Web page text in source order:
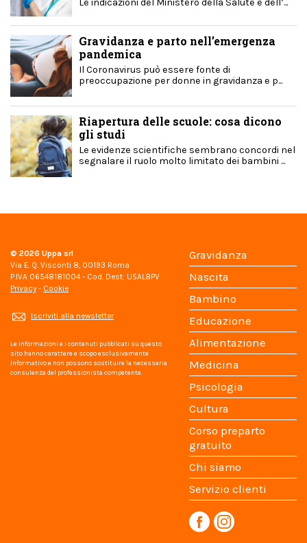
Le indicazioni del Ministero della Salute e dell’...
Gravidanza e parto nell’emergenza
pandemica
Il Coronavirus può essere fonte di
preoccupazione per donne in gravidanza e p...
Riapertura delle scuole: cosa dicono
gli studi
Le evidenze scientifiche sembrano concordi nel
segnalare il ruolo molto limitato dei bambini ...
© 2026 Uppa srl
Via E. Q. Visconti 8, 00193 Roma
P.IVA 06548181004 - Cod. Dest: USAL8PV
Privacy - Cookie
Iscriviti alla newsletter
Le informazioni e i contenuti pubblicati su questo
sito hanno carattere e scopo esclusivamente
informativo e non possono sostituire la necessaria
consulenza del professionista competente.
Gravidanza
Nascita
Bambino
Educazione
Alimentazione
Medicina
Psicologia
Cultura
Corso preparto
gratuito
Chi siamo
Servizio clienti